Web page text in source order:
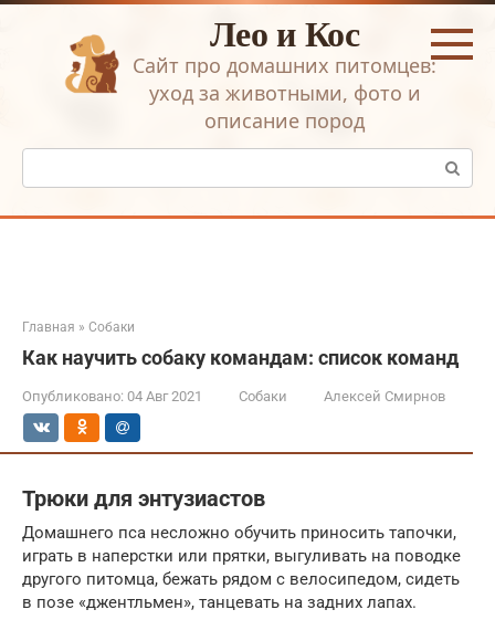
Перейти
Лео и Кос
Сайт про домашних питомцев:
уход за животными, фото и
описание пород
Поиск:
Главная » Собаки
Как научить собаку командам: список команд
Опубликовано: 04 Авг 2021 Собаки Алексей Смирнов
Трюки для энтузиастов
Домашнего пса несложно обучить приносить тапочки,
играть в наперстки или прятки, выгуливать на поводке
другого питомца, бежать рядом с велосипедом, сидеть
в позе «джентльмен», танцевать на задних лапах.